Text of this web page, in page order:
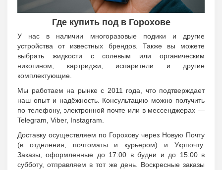
Где купить под в Горохове
У нас в наличии многоразовые подики и другие
устройства от известных брендов. Также вы можете
выбрать жидкости с солевым или органическим
никотином, картриджи, испарители и другие
комплектующие.
Мы работаем на рынке с 2011 года, что подтверждает
наш опыт и надёжность. Консультацию можно получить
по телефону, электронной почте или в мессенджерах —
Telegram, Viber, Instagram.
Доставку осуществляем по Горохову через Новую Почту
(в отделения, почтоматы и курьером) и Укрпочту.
Заказы, оформленные до 17:00 в будни и до 15:00 в
субботу, отправляем в тот же день. Воскресные заказы